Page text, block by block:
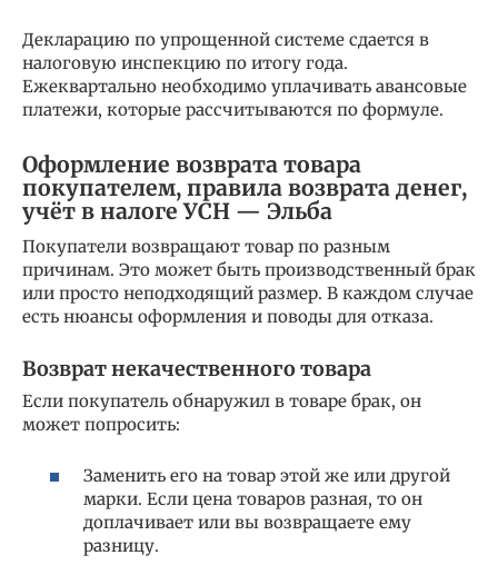
Декларацию по упрощенной системе сдается в
налоговую инспекцию по итогу года.
Ежеквартально необходимо уплачивать авансовые
платежи, которые рассчитываются по формуле.
Оформление возврата товара
покупателем, правила возврата денег,
учёт в налоге УСН — Эльба
Покупатели возвращают товар по разным
причинам. Это может быть производственный брак
или просто неподходящий размер. В каждом случае
есть нюансы оформления и поводы для отказа.
Возврат некачественного товара
Если покупатель обнаружил в товаре брак, он
может попросить:
Заменить его на товар этой же или другой
марки. Если цена товаров разная, то он
доплачивает или вы возвращаете ему
разницу.